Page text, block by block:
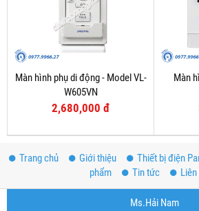
Màn hình phụ di động - Model VL-
W605VN
2,680,000 đ
Màn
Trang chủ Giới thiệu Thiết bị điện
phẩm
Tin tức
Ms.Hải Nam